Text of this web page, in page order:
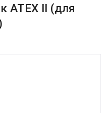
АТЕХ II (для